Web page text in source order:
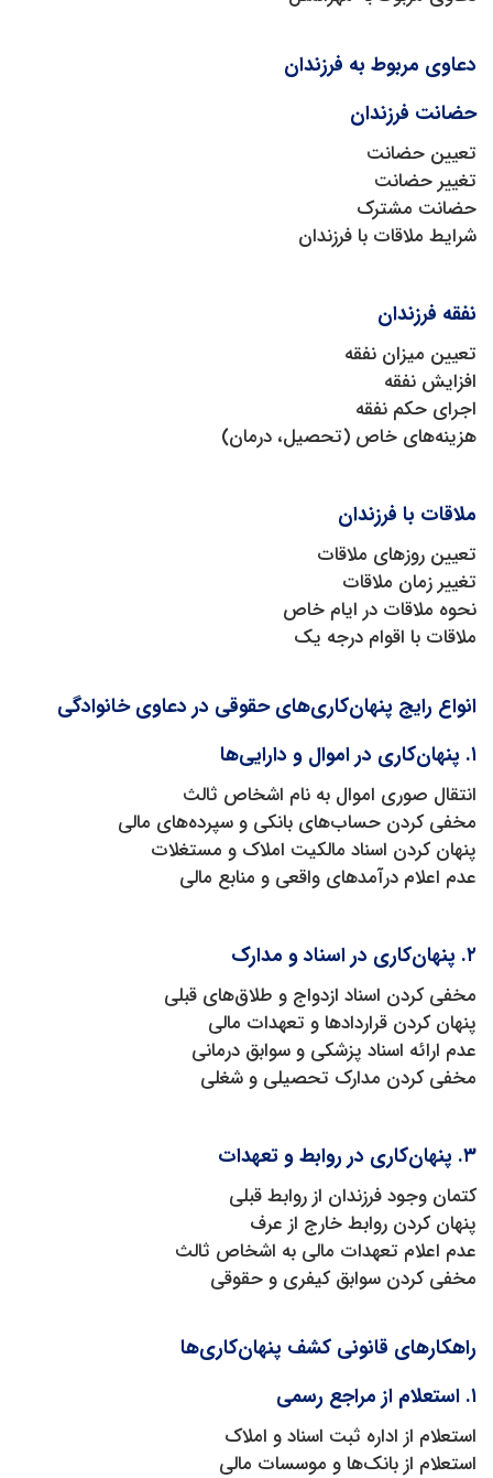
دعاوی مربوط به فرزندان
حضانت فرزندان
تعیین حضانت
تغییر حضانت
حضانت مشترک
شرایط ملاقات با فرزندان
نفقه فرزندان
تعیین میزان نفقه
افزایش نفقه
اجرای حکم نفقه
هزینه‌های خاص (تحصیل، درمان)
ملاقات با فرزندان
تعیین روزهای ملاقات
تغییر زمان ملاقات
نحوه ملاقات در ایام خاص
ملاقات با اقوام درجه یک
انواع رایج پنهان‌کاری‌های حقوقی در دعاوی خانوادگی
۱. پنهان‌کاری در اموال و دارایی‌ها
انتقال صوری اموال به نام اشخاص ثالث
مخفی کردن حساب‌های بانکی و سپرده‌های مالی
پنهان کردن اسناد مالکیت املاک و مستغلات
عدم اعلام درآمدهای واقعی و منابع مالی
۲. پنهان‌کاری در اسناد و مدارک
مخفی کردن اسناد ازدواج و طلاق‌های قبلی
پنهان کردن قراردادها و تعهدات مالی
عدم ارائه اسناد پزشکی و سوابق درمانی
مخفی کردن مدارک تحصیلی و شغلی
۳. پنهان‌کاری در روابط و تعهدات
کتمان وجود فرزندان از روابط قبلی
پنهان کردن روابط خارج از عرف
عدم اعلام تعهدات مالی به اشخاص ثالث
مخفی کردن سوابق کیفری و حقوقی
راهکارهای قانونی کشف پنهان‌کاری‌ها
۱. استعلام از مراجع رسمی
استعلام از اداره ثبت اسناد و املاک
استعلام از بانک‌ها و موسسات مالی